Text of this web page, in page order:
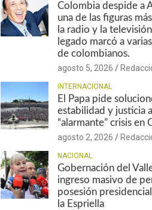
Colombia despide a
una de las figuras
la radio y la
legado marcó a
de colombianos.
agosto 5, 2026
INTERNACIONAL
El Papa pide
estabilidad y justicia
“alarmante” crisis en
agosto 2, 2026
NACIONAL
Gobernación del
ingreso masivo de
posesión
la Espriella